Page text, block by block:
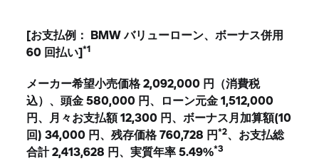
[お支払例： BMW バリューローン、ボーナス併用
60 回払い]*1
メーカー希望小売価格 2,092,000 円（消費税
込）、頭金 580,000 円、ローン元金 1,512,000
円、月々お支払額 12,300 円、ボーナス月加算額(10
回) 34,000 円、残存価格 760,728 円*2、お支払総
合計 2,413,628 円、実質年率 5.49%*3